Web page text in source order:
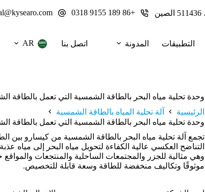
+86 189 9155 0318
التطبيقات المدونة اتصل بنا AR
وحدة تحلية مياه البحر بالطاقة الشمسية التي تعمل بالطاقة
الرئيسية
آلة تحلية المياه بالطاقة الشمسية
وحدة تحلية مياه البحر بالطاقة الشمسية التي تعمل بالطاقة
تجمع آلة تحلية مياه البحر بالطاقة الشمسية من كيسارو بين
التناضح العكسي عالية الكفاءة لتحويل مياه البحر إلى مياه
وهي مثالية للجزر والمجتمعات الساحلية والمنتجعات والمواقع
موثوقًا وتكاليف منخفضة للطاقة وسعة قابلة للتخصيص.